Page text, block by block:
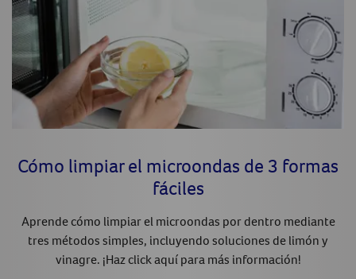
Cómo limpiar el microondas de 3 formas
fáciles
Aprende cómo limpiar el microondas por dentro mediante
tres métodos simples, incluyendo soluciones de limón y
vinagre. ¡Haz click aquí para más información!